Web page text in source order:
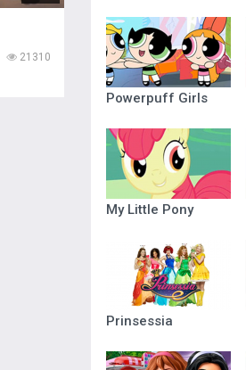
21310
Powerpuff Girls
My Little Pony
Prinsessia